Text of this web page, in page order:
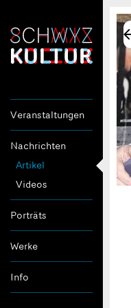
Veranstaltungen
Nachrichten
Artikel
Videos
Porträts
Werke
Info